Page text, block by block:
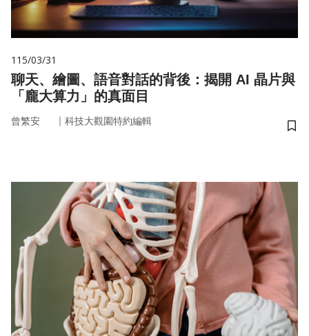
115/03/31
聊天、繪圖、語音對話的背後：揭開 AI 晶片與
「龐大算力」的真面目
曾繁安 ｜ 科技大觀園特約編輯
儲